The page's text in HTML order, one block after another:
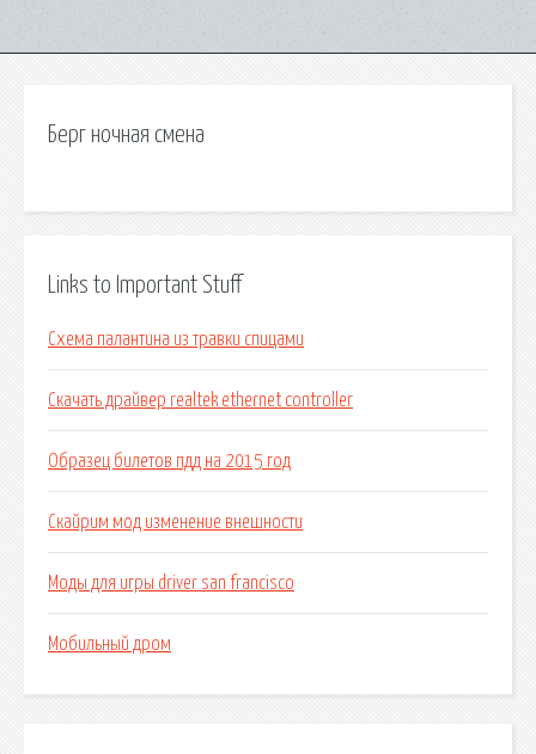
Берг ночная смена
Links to Important Stuff
Схема палантина из травки спицами
Скачать драйвер realtek ethernet controller
Образец билетов пдд на 2015 год
Скайрим мод изменение внешности
Моды для игры driver san francisco
Мобильный дром